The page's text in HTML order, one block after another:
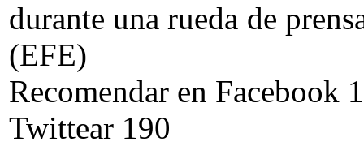
durante una rueda de
(EFE)
Recomendar en Facebook
Twittear 190